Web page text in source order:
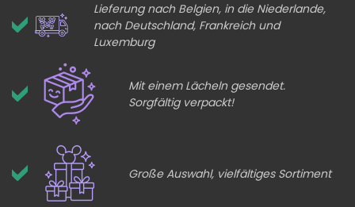
Lieferung nach Belgien, in die Niederlande,
nach Deutschland, Frankreich und
Luxemburg
Mit einem Lächeln gesendet.
Sorgfältig verpackt!
Große Auswahl, vielfältiges Sortiment